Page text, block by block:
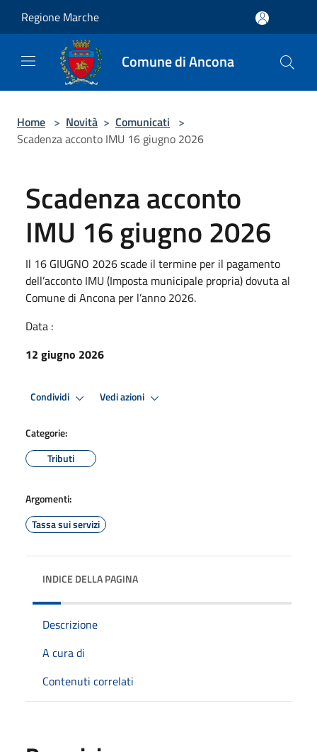
Regione Marche
Comune di Ancona
Home > Novità > Comunicati >
Scadenza acconto IMU 16 giugno 2026
Scadenza acconto
IMU 16 giugno 2026
Il 16 GIUGNO 2026 scade il termine per il pagamento
dell’acconto IMU (Imposta municipale propria) dovuta al
Comune di Ancona per l’anno 2026.
Data :
12 giugno 2026
Condividi Vedi azioni
Categorie:
Tributi
Argomenti:
Tassa sui servizi
INDICE DELLA PAGINA
Descrizione
A cura di
Contenuti correlati